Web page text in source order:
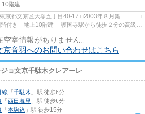
10階建
護国寺駅から徒歩２分の高級賃
空室情報がありません。
京音羽へのお問い合わせはこちら
ョ文京千駄木クレアーレ
線 「 千駄木 」駅 徒歩6分
「 西日暮里 」駅 徒歩6分
「 本駒込 」駅 徒歩15分